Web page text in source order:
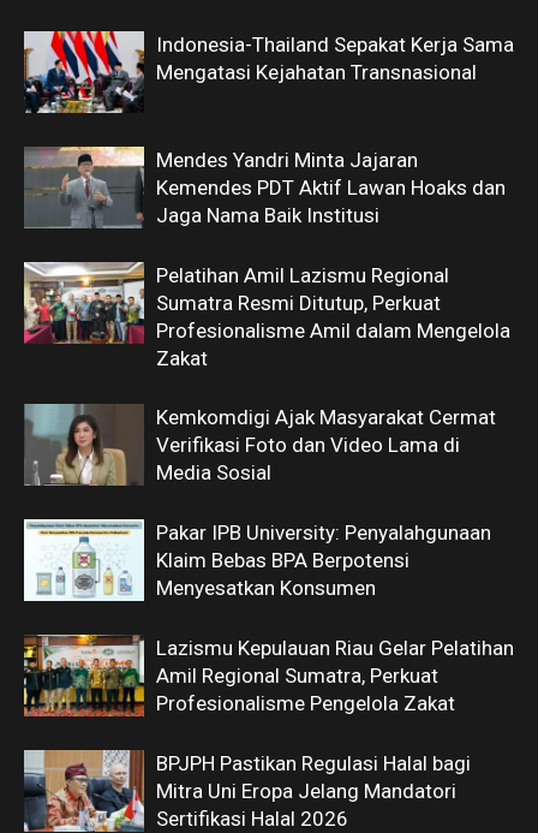
Indonesia-Thailand Sepakat Kerja Sama
Mengatasi Kejahatan Transnasional
Mendes Yandri Minta Jajaran
Kemendes PDT Aktif Lawan Hoaks dan
Jaga Nama Baik Institusi
Pelatihan Amil Lazismu Regional
Sumatra Resmi Ditutup, Perkuat
Profesionalisme Amil dalam Mengelola
Zakat
Kemkomdigi Ajak Masyarakat Cermat
Verifikasi Foto dan Video Lama di
Media Sosial
Pakar IPB University: Penyalahgunaan
Klaim Bebas BPA Berpotensi
Menyesatkan Konsumen
Lazismu Kepulauan Riau Gelar Pelatihan
Amil Regional Sumatra, Perkuat
Profesionalisme Pengelola Zakat
BPJPH Pastikan Regulasi Halal bagi
Mitra Uni Eropa Jelang Mandatori
Sertifikasi Halal 2026